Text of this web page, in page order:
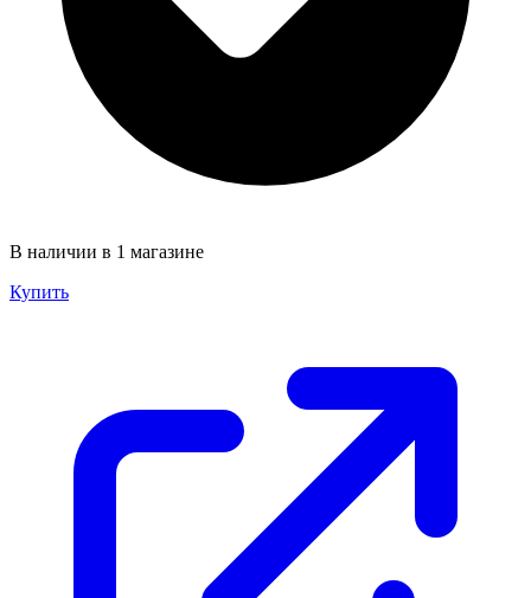
В наличии в 1 магазине
Купить